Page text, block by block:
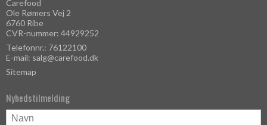
Carefood
Ole Rømers Vej 2
6760 Ribe
CVR-nummer: 44929252
Telefonnr.: 76122100
E-mail: salg@carefood.dk
Sitemap
Nyhedstilmelding